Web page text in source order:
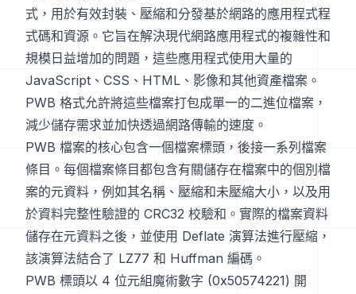
式，用於有效封裝、壓縮和分發基於網路的應用程式程
式碼和資源。它旨在解決現代網路應用程式的複雜性和
規模日益增加的問題，這些應用程式使用大量的
JavaScript、CSS、HTML、影像和其他資產檔案。
PWB 格式允許將這些檔案打包成單一的二進位檔案，
減少儲存需求並加快透過網路傳輸的速度。
PWB 檔案的核心包含一個檔案標頭，後接一系列檔案
條目。每個檔案條目都包含有關儲存在檔案中的個別檔
案的元資料，例如其名稱、壓縮和未壓縮大小，以及用
於資料完整性驗證的 CRC32 校驗和。實際的檔案資料
儲存在元資料之後，並使用 Deflate 演算法進行壓縮，
該演算法結合了 LZ77 和 Huffman 編碼。
PWB 標頭以 4 位元組魔術數字 (0x50574221) 開